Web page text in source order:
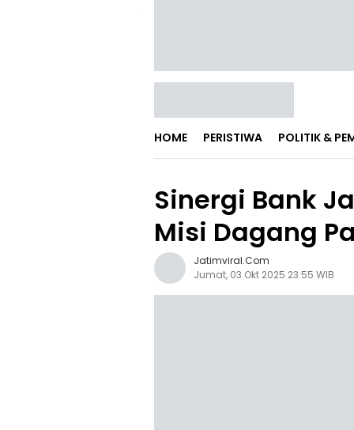
HOME PERISTIWA POLITIK &
Sinergi Bank
Misi Dagang
Jatimviral.com
Jumat, 03 Okt 2025 23:55 WIB